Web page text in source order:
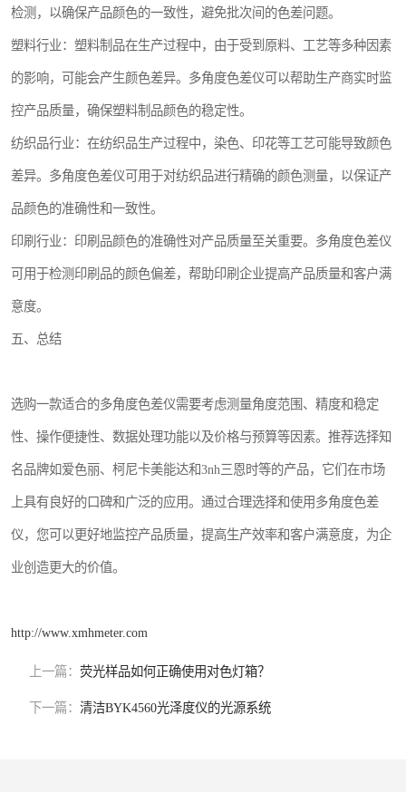
检测，以确保产品颜色的一致性，避免批次间的色差问题。
塑料行业：塑料制品在生产过程中，由于受到原料、工艺等多种因素
的影响，可能会产生颜色差异。多角度色差仪可以帮助生产商实时监
控产品质量，确保塑料制品颜色的稳定性。
纺织品行业：在纺织品生产过程中，染色、印花等工艺可能导致颜色
差异。多角度色差仪可用于对纺织品进行精确的颜色测量，以保证产
品颜色的准确性和一致性。
印刷行业：印刷品颜色的准确性对产品质量至关重要。多角度色差仪
可用于检测印刷品的颜色偏差，帮助印刷企业提高产品质量和客户满
意度。
五、总结
选购一款适合的多角度色差仪需要考虑测量角度范围、精度和稳定
性、操作便捷性、数据处理功能以及价格与预算等因素。推荐选择知
名品牌如爱色丽、柯尼卡美能达和3nh三恩时等的产品，它们在市场
上具有良好的口碑和广泛的应用。通过合理选择和使用多角度色差
仪，您可以更好地监控产品质量，提高生产效率和客户满意度，为企
业创造更大的价值。
http://www.xmhmeter.com
上一篇： 荧光样品如何正确使用对色灯箱？
下一篇： 清洁BYK4560光泽度仪的光源系统